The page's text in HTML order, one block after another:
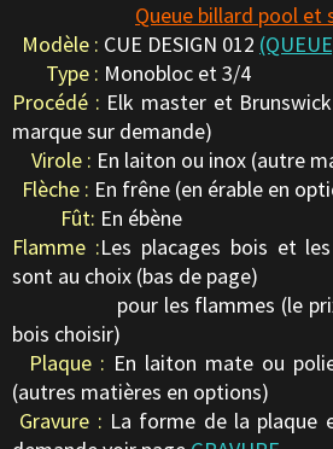
Queue billard pool et
Modèle : CUE DESIGN 012
Type : Monobloc et 3/4
Procédé : Elk master et
marque sur demande)
Virole : En laiton ou inox (autre
Flèche : En frêne (en érable en
Fût: En ébène
Flamme :Les placages bois et
sont au choix (bas de page)
pour les flammes (le prix
bois choisir)
Plaque : En laiton mate ou
(autres matières en options)
Gravure : La forme de la plaque